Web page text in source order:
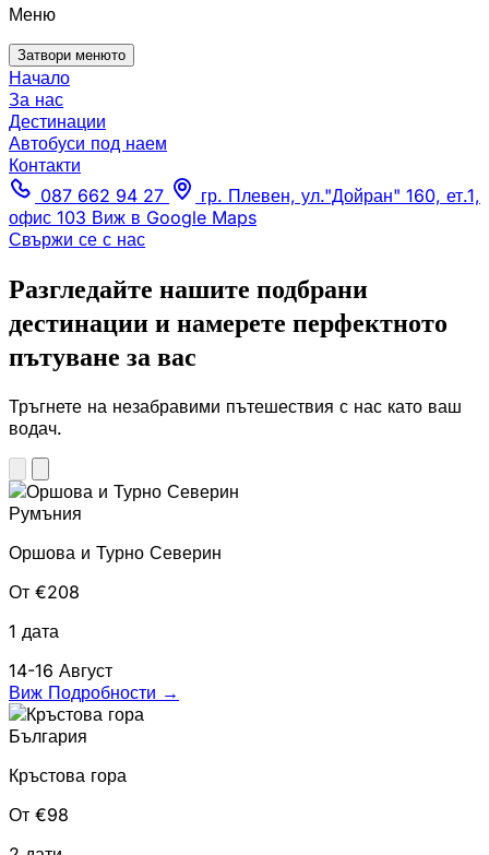
Меню
Затвори менюто
Начало
За нас
Дестинации
Автобуси под наем
Контакти
087 662 94 27
гр. Плевен, ул."Дойран" 160, ет.1,
офис 103 Виж в Google Maps
Свържи се с нас
Разгледайте нашите подбрани
дестинации и намерете перфектното
пътуване за вас
Тръгнете на незабравими пътешествия с нас като ваш
водач.
Румъния
Оршова и Турно Северин
От €208
1 дата
14-16 Август
Виж Подробности →
България
Кръстова гора
От €98